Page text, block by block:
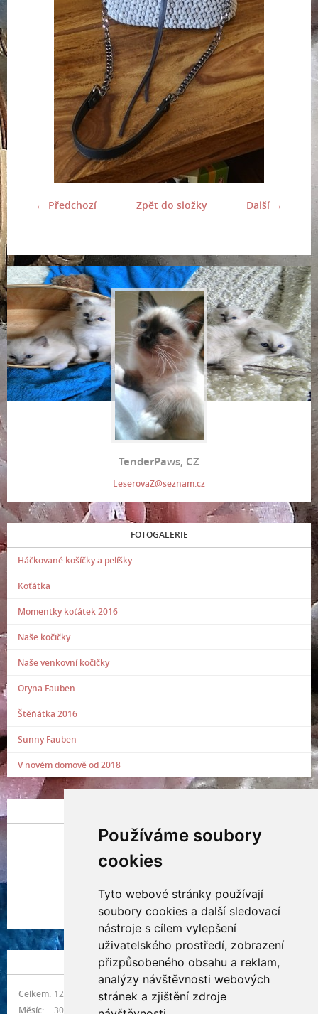
Používáme soubory
cookies
Tyto webové stránky používají
soubory cookies a další sledovací
nástroje s cílem vylepšení
uživatelského prostředí, zobrazení
přizpůsobeného obsahu a reklam,
analýzy návštěvnosti webových
stránek a zjištění zdroje
← Předchozí Další →
Zpět do složky
TenderPaws, CZ
LeserovaZ@seznam.cz
FOTOGALERIE
Háčkované košíčky a pelíšky
Koťátka
Momentky koťátek 2016
Naše kočičky
Naše venkovní kočičky
Oryna Fauben
Štěňátka 2016
Sunny Fauben
V novém domově od 2018
Indianna Ryve
Nostra, CZ
NÁVŠTĚVNOST
Celkem: 1217093
Měsíc:
30957